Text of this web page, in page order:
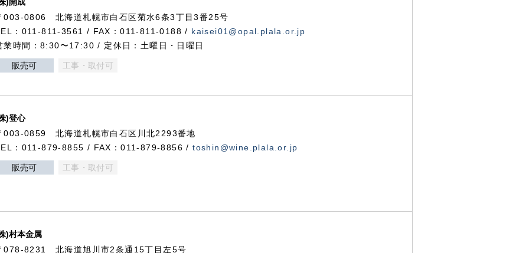
003-0806 北海道札幌市白石区菊水6条3丁目3番25号
：011-811-3561 / FAX：011-811-0188 / kaisei01@opal.plala.or.jp
業時間：8:30〜17:30 / 定休日：土曜日・日曜日
販売可 工事・取付可
)登心
003-0859 北海道札幌市白石区川北2293番地
：011-879-8855 / FAX：011-879-8856 /toshin@wine.plala.or.jp
販売可 工事・取付可
)村本金属
078-8231 北海道旭川市2条通15丁目左5号